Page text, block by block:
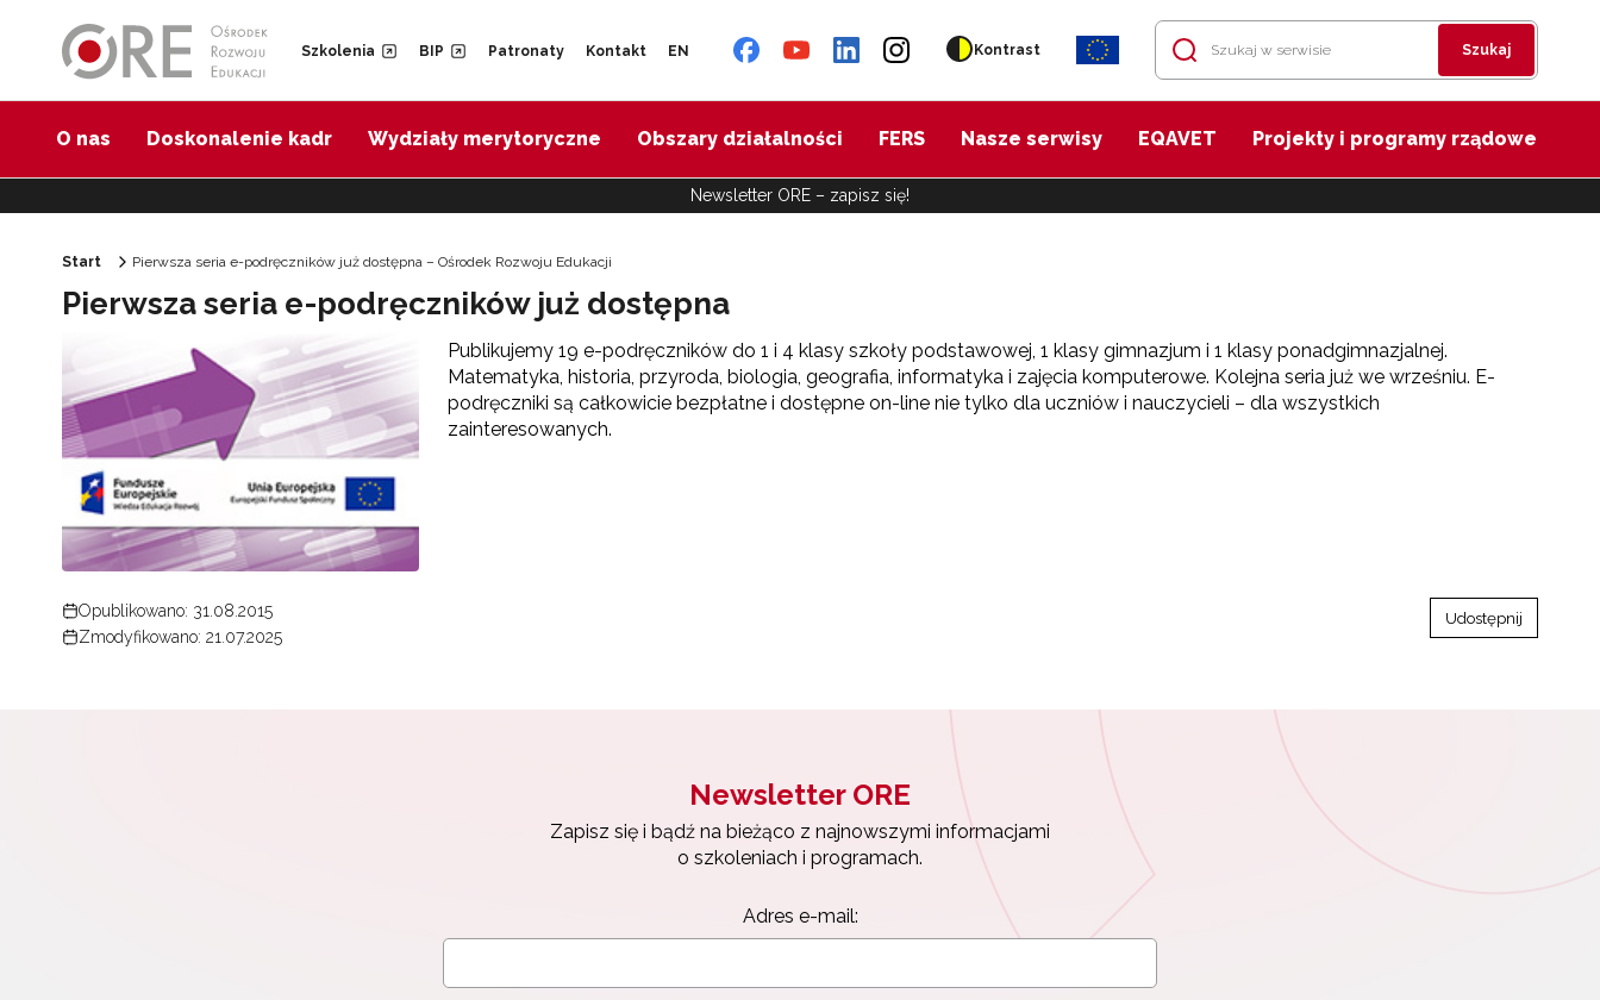
Szkolenia BIP Patronaty Kontakt EN Kontrast Szukaj
O nas Doskonalenie kadr Wydziały merytoryczne Obszary działalności FERS Nasze serwisy EQAVET Projekty i programy rządowe
Newsletter ORE – zapisz się!
Start Pierwsza seria e-podręczników już dostępna – Ośrodek Rozwoju Edukacji
Pierwsza seria e-podręczników już dostępna
Publikujemy 19 e-podręczników do 1 i 4 klasy szkoły podstawowej, 1 klasy gimnazjum i 1 klasy ponadgimnazjalnej.
Matematyka, historia, przyroda, biologia, geografia, informatyka i zajęcia komputerowe. Kolejna seria już we wrześniu. E-
podręczniki są całkowicie bezpłatne i dostępne on-line nie tylko dla uczniów i nauczycieli – dla wszystkich
zainteresowanych.
Opublikowano: 31.08.2015
Zmodyfikowano: 21.07.2025
Udostępnij
Newsletter ORE
Zapisz się i bądź na bieżąco z najnowszymi informacjami
o szkoleniach i programach.
Adres e-mail: